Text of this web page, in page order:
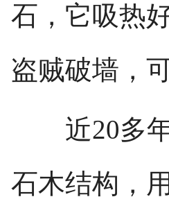
石，它吸热
盗贼破墙，
近20多年
石木结构，